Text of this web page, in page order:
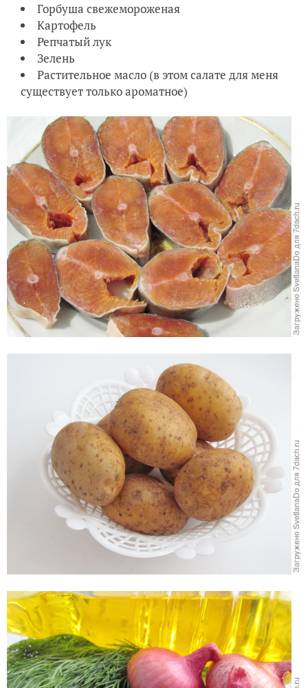
Горбуша свежемороженая
Картофель
Репчатый лук
Зелень
Растительное масло (в этом салате для меня
существует только ароматное)